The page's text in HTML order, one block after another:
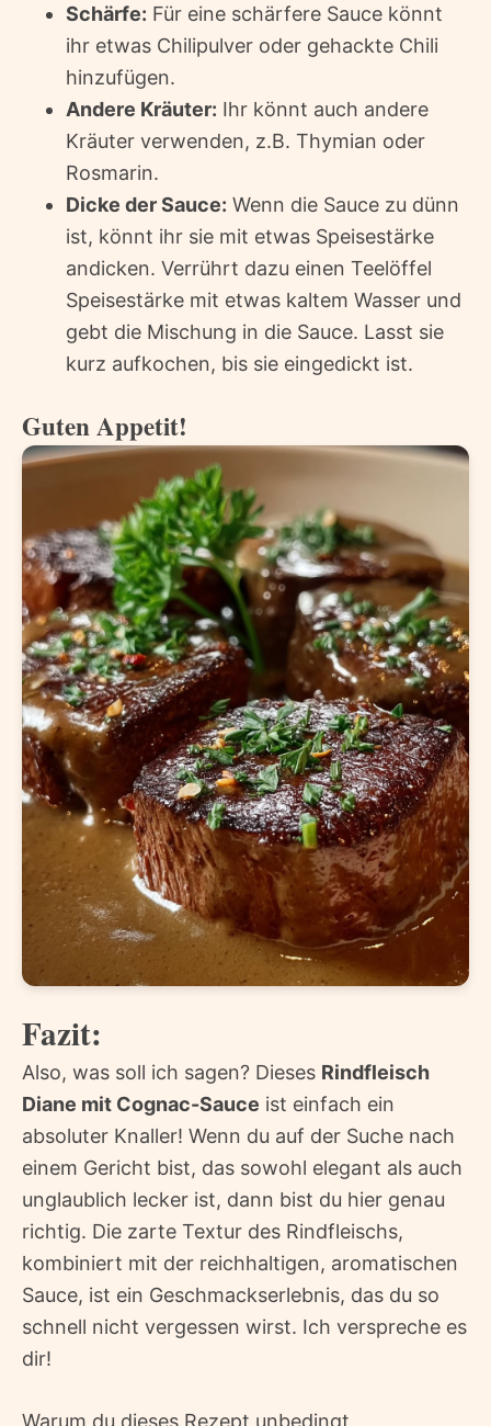
Schärfe: Für eine schärfere Sauce könnt
ihr etwas Chilipulver oder gehackte Chili
hinzufügen.
Andere Kräuter: Ihr könnt auch andere
Kräuter verwenden, z.B. Thymian oder
Rosmarin.
Dicke der Sauce: Wenn die Sauce zu dünn
ist, könnt ihr sie mit etwas Speisestärke
andicken. Verrührt dazu einen Teelöffel
Speisestärke mit etwas kaltem Wasser und
gebt die Mischung in die Sauce. Lasst sie
kurz aufkochen, bis sie eingedickt ist.
Guten Appetit!
Fazit:
Also, was soll ich sagen? Dieses Rindfleisch
Diane mit Cognac-Sauce ist einfach ein
absoluter Knaller! Wenn du auf der Suche nach
einem Gericht bist, das sowohl elegant als auch
unglaublich lecker ist, dann bist du hier genau
richtig. Die zarte Textur des Rindfleischs,
kombiniert mit der reichhaltigen, aromatischen
Sauce, ist ein Geschmackserlebnis, das du so
schnell nicht vergessen wirst. Ich verspreche es
dir!
Warum du dieses Rezept unbedingt